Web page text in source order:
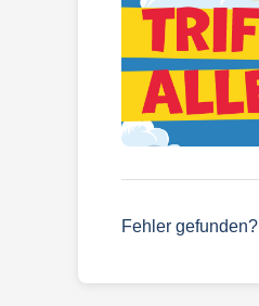
Fehler gefunden?